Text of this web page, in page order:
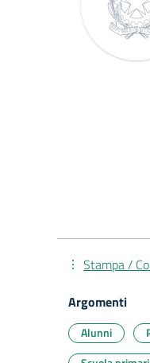
Stampa /
Argomenti
Alunni